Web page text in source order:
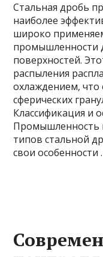
Стальная дробь
наиболее
широко
промышленности
поверхностей.
распыления
охлаждением, что
сферических
Классификация и
Промышленность
типов стальной
свои особенности